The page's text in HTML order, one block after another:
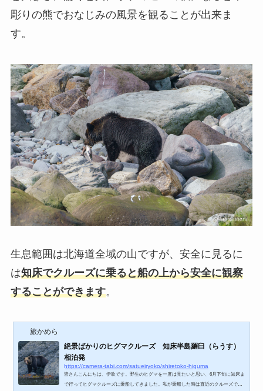
彫りの熊でおなじみの風景を観ることが出来ま
す。
生息範囲は北海道全域の山ですが、安全に見るに
は知床でクルーズに乗ると船の上から安全に観察
することができます。
旅かめら
絶景ばかりのヒグマクルーズ 知床半島羅臼（らうす）
相泊発
https://camera-tabi.com/satueiryoko/shiretoko-higuma
皆さんこんにちは、伊吹です。野生のヒグマを一度は見たいと思い、6月下旬に知床ま
で行ってヒグマクルーズに乗船してきました。私が乗船した時は直近のクルーズでヒ